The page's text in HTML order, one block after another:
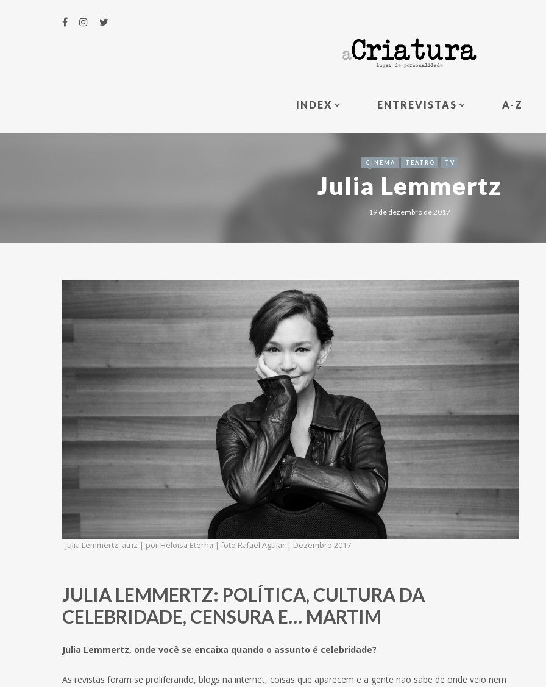
INDEX ENTREVISTAS A-Z
CINEMA TEATRO TV
Julia Lemmertz
19 de dezembro de 2017
Julia Lemmertz, atriz | por Heloisa Eterna | foto Rafael Aguiar | Dezembro 2017
JULIA LEMMERTZ: POLÍTICA, CULTURA DA
CELEBRIDADE, CENSURA E… MARTIM
Julia Lemmertz, onde você se encaixa quando o assunto é celebridade?
As revistas foram se proliferando, blogs na internet, coisas que aparecem e a gente não sabe de onde veio nem